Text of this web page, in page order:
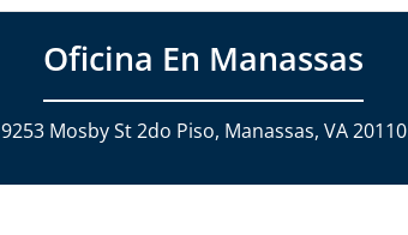
Oficina En Manassas
9253 Mosby St 2do Piso, Manassas, VA 20110